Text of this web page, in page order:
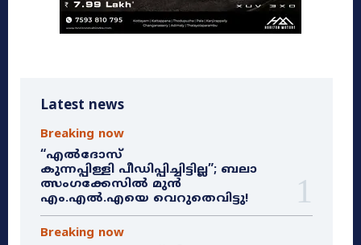
Latest news
Breaking now
“എൽദോസ്
കുന്നപ്പിള്ളി പീഡിപ്പിച്ചിട്ടില്ല”; ബലാ
ത്സംഗക്കേസിൽ മുൻ
എം.എൽ.എയെ വെറുതെവിട്ടു!
Breaking now